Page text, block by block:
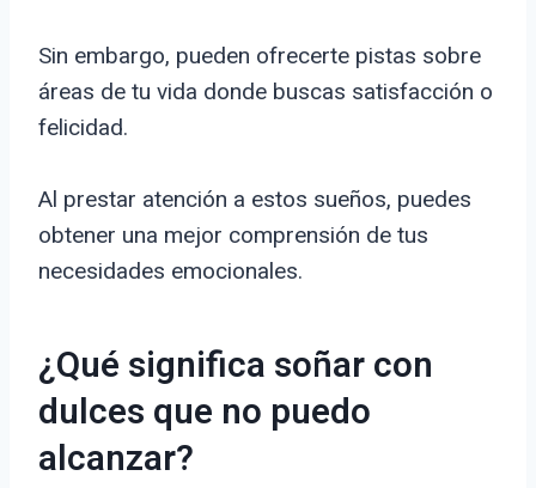
Sin embargo, pueden ofrecerte pistas sobre
áreas de tu vida donde buscas satisfacción o
felicidad.
Al prestar atención a estos sueños, puedes
obtener una mejor comprensión de tus
necesidades emocionales.
¿Qué significa soñar con
dulces que no puedo
alcanzar?